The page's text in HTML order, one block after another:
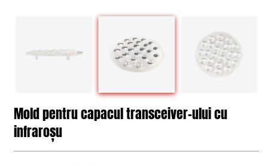
Mold pentru capacul transceiver-ului cu
infraroșu